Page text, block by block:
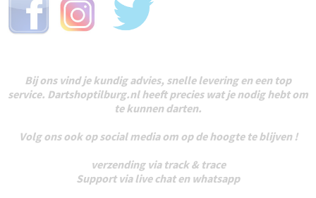
Bij ons vind je kundig advies, snelle levering en een top
service. Dartshoptilburg.nl heeft precies wat je nodig hebt om
te kunnen darten.
Volg ons ook op social media om op de hoogte te blijven !
verzending via track & trace
Support via live chat en whatsapp